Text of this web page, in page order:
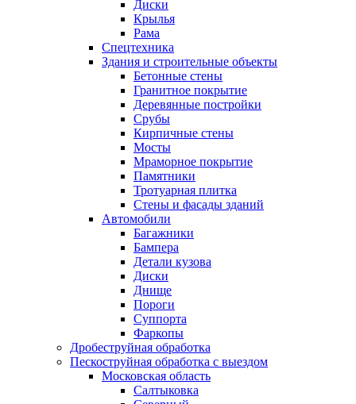
Диски
Крылья
Рама
Спецтехника
Здания и строительные объекты
Бетонные стены
Гранитное покрытие
Деревянные постройки
Срубы
Кирпичные стены
Мосты
Мраморное покрытие
Памятники
Тротуарная плитка
Стены и фасады зданий
Автомобили
Багажники
Бампера
Детали кузова
Диски
Днище
Пороги
Суппорта
Фаркопы
Дробеструйная обработка
Пескоструйная обработка с выездом
Московская область
Салтыковка